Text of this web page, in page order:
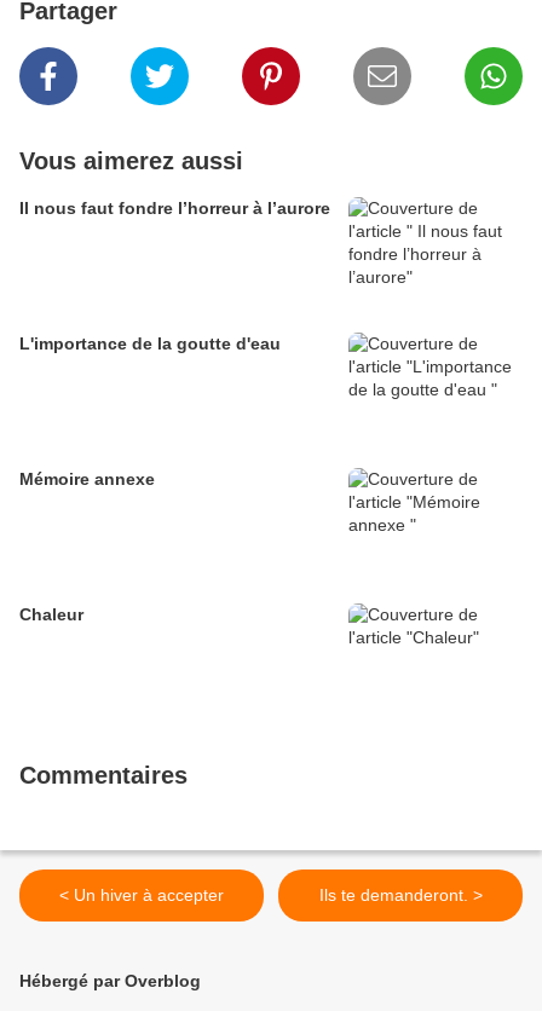
Partager
Vous aimerez aussi
Il nous faut fondre l’horreur à l’aurore
L'importance de la goutte d'eau
Mémoire annexe
Chaleur
Commentaires
< Un hiver à accepter Ils te demanderont. >
Hébergé par Overblog